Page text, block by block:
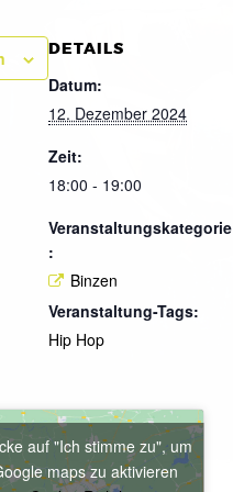
DETAILS
Datum:
12. Dezember 2024
Zeit:
18:00 - 19:00
Veranstaltungskategorie
:
Binzen
Veranstaltung-Tags:
Hip Hop
auf "Ich stimme zu", um
maps zu aktivieren